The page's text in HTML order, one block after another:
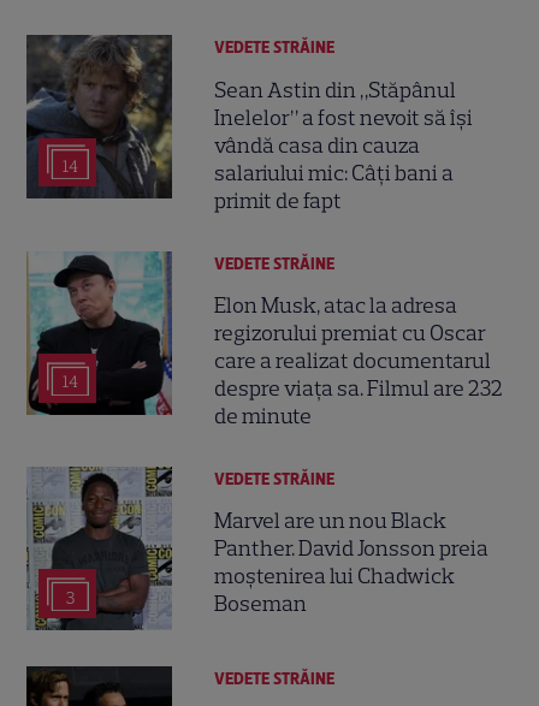
14
VEDETE STRĂINE
Sean Astin din „Stăpânul
Inelelor” a fost nevoit să își
vândă casa din cauza
salariului mic: Câți bani a
primit de fapt
14
VEDETE STRĂINE
Elon Musk, atac la adresa
regizorului premiat cu Oscar
care a realizat documentarul
despre viața sa. Filmul are 232
de minute
3
VEDETE STRĂINE
Marvel are un nou Black
Panther. David Jonsson preia
moștenirea lui Chadwick
Boseman
VEDETE STRĂINE